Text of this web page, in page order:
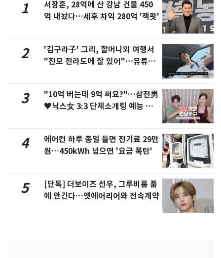
1
서장훈, 28억에 산 강남 건물 450
억 내놨다…세후 차익 280억 '잭팟'
2
'김구라子' 그리, 할머니외 여행서
"친모 전라도에 잘 있어"…유튜브
3
"10억 버는데 9억 써요?"…삼전男
♥닉스女 3:3 단체소개팅 예능 화
4
에어컨 하루 종일 틀면 전기료 29만
원…450kWh 넘으면 '요금 폭탄'
5
[단독] 더보이즈 선우, 그루비룸 품
에 안긴다…앳에어리어와 전속계약